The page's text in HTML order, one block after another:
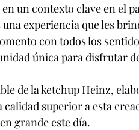
un contexto clave en el
una experiencia que les
con todos los
única para disfrutar
de la ketchup Heinz,
calidad superior a esta
grande este día.